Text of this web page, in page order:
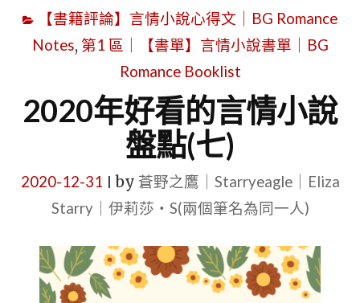
【書籍評論】言情小說心得文｜BG Romance
Notes, 第1 區｜【書單】言情小說書單｜BG
Romance Booklist
2020年好看的言情小說
盤點(七)
2020-12-31 by 蒼野之鷹｜Starryeagle｜Eliza
Starry｜伊莉莎・S(兩個筆名為同一人)